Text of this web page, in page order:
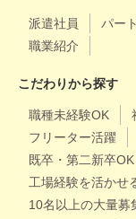
派遣社員 パー
職業紹介
こだわりから探す
職種未経験OK
フリーター活躍
既卒・第二新卒OK
工場経験を活かせ
10名以上の大量募